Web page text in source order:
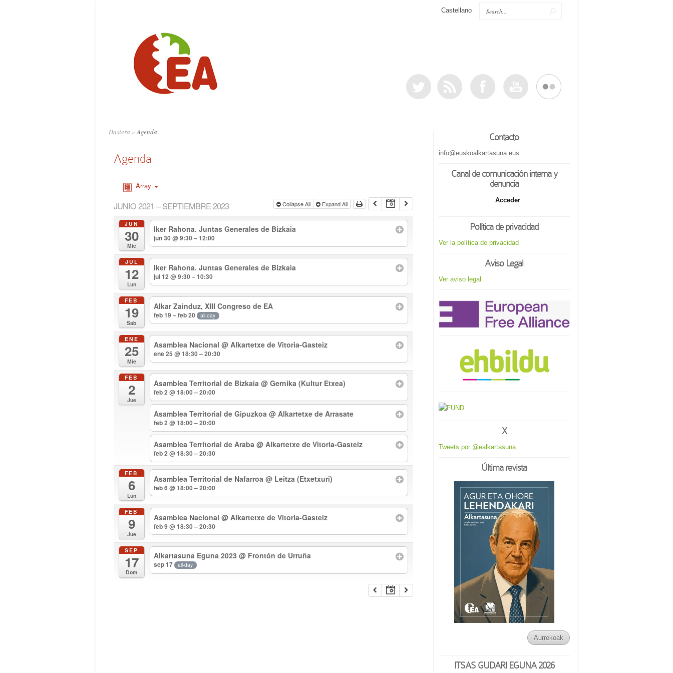
Castellano
Hasiera »Agenda
Agenda
Array
JUNIO 2021 – SEPTIEMBRE 2023 Collapse All Expand All
JUN
30
Mie
Iker Rahona. Juntas Generales de Bizkaia
jun 30 @ 9:30 – 12:00
JUL
12
Lun
Iker Rahona. Juntas Generales de Bizkaia
jul 12 @ 9:30 – 10:30
FEB
19
Sab
Alkar Zainduz, XIII Congreso de EA
feb 19 – feb 20 all-day
ENE
25
Mie
Asamblea Nacional@ Alkartetxe de Vitoria-Gasteiz
ene 25 @ 18:30 – 20:30
FEB
2
Jue
Asamblea Territorial de Bizkaia@ Gernika (Kultur Etxea)
feb 2 @ 18:00 – 20:00
Asamblea Territorial de Gipuzkoa@ Alkartetxe de Arrasate
feb 2 @ 18:00 – 20:00
Asamblea Territorial de Araba@ Alkartetxe de Vitoria-Gasteiz
feb 2 @ 18:30 – 20:30
FEB
6
Lun
Asamblea Territorial de Nafarroa@ Leitza (Etxetxuri)
feb 6 @ 18:00 – 20:00
FEB
9
Jue
Asamblea Nacional@ Alkartetxe de Vitoria-Gasteiz
feb 9 @ 18:30 – 20:30
SEP
17
Dom
Alkartasuna Eguna 2023@ Frontón de Urruña
sep 17 all-day
Contacto
info@euskoalkartasuna.eus
Canal de comunicación interna y
denuncia
Acceder
Política de privacidad
Ver la política de privacidad
Aviso Legal
Ver aviso legal
X
Tweets por @ealkartasuna
Última revista
Aurrekoak
ITSAS GUDARI EGUNA 2026